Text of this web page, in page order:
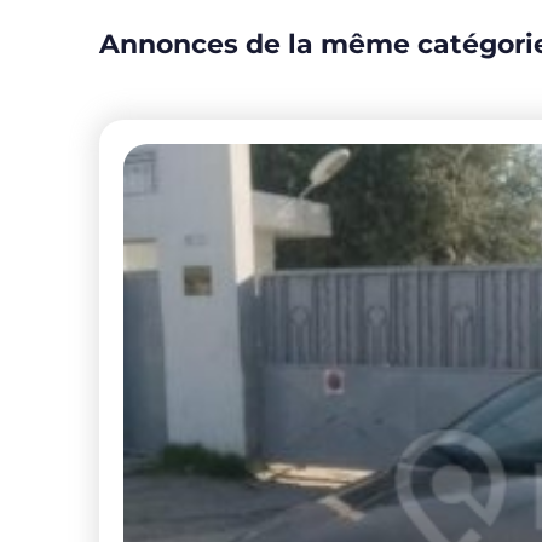
Annonces de la même